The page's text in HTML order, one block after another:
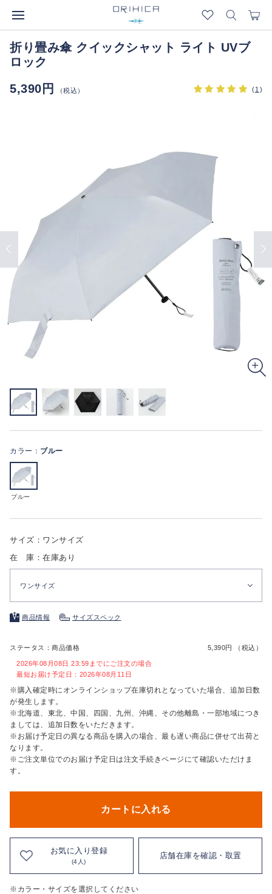
折り畳み傘 クイックシャット ライト UVブ
ロック
5,390円
（税込） (1 )
カラー： ブルー
ブルー
サイズ：ワンサイズ
在 庫：在庫あり
ワンサイズ
商品情報 サイズスペック
ステータス：商品価格 5,390円 （税込）
2026年08月08日 23:59までにご注文の場合
最短お届け予定日：2026年08月11日
※購入確定時にオンラインショップ在庫切れとなっていた場合、追加日数
が発生します。
※北海道、東北、中国、四国、九州、沖縄、その他離島・一部地域につき
ましては、追加日数をいただきます。
※お届け予定日の異なる商品を購入の場合、最も遅い商品に併せて出荷と
なります。
※ご注文単位でのお届け予定日は注文手続きページにて確認いただけま
す。
カートに入れる
お気に入り登録
(4人)
店舗在庫を確認・取置
※カラー・サイズを選択してください